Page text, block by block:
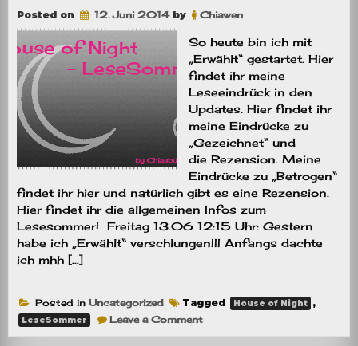
Posted on 12. Juni 2014by Chiawen
So heute bin ich mit
„Erwählt“ gestartet. Hier
findet ihr meine
Leseeindrück in den
Updates. Hier findet ihr
meine Eindrücke zu
„Gezeichnet“ und
die Rezension. Meine
Eindrücke zu „Betrogen“
findet ihr hier und natürlich gibt es eine Rezension.
Hier findet ihr die allgemeinen Infos zum
Lesesommer! Freitag 13.06 12:15 Uhr: Gestern
habe ich „Erwählt“ verschlungen!!! Anfangs dachte
ich mhh […]
Posted in Uncategorized Tagged House of Night ,
LeseSommer Leave a Commenton